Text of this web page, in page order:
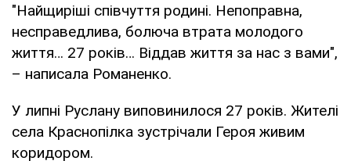
"Найщиріші співчуття родині. Непоправна,
несправедлива, болюча втрата молодого
життя… 27 років… Віддав життя за нас з вами",
– написала Романенко.
У липні Руслану виповинилося 27 років. Жителі
села Краснопілка зустрічали Героя живим
коридором.